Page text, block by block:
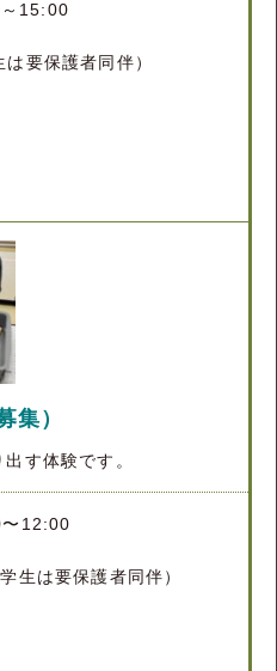
15:00
要保護者同伴）
集）
す体験です。
12:00
生は要保護者同伴）